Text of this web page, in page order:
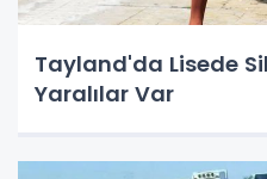
Tayland'da Lisede
Yaralılar Var